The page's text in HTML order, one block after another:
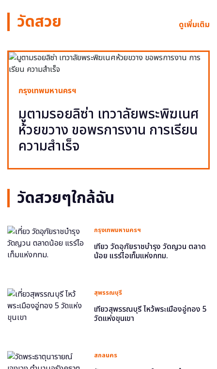
วัดสวย ดูเพิ่มเติม
กรุงเทพมหานครฯ
มูตามรอยลิซ่า เทวาลัยพระพิฆเนศ
ห้วยขวาง ขอพรการงาน การเรียน
ความสำเร็จ
วัดสวยๆใกล้ฉัน
กรุงเทพมหานครฯ
เที่ยว วัดอุภัยราชบำรุง วัดญวน ตลาด
น้อย แรร์ไอเท็มแห่งกทม.
สุพรรณบุรี
เที่ยวสุพรรณบุรี ไหว้พระเมืองอู่ทอง 5
วัดแห่งขุนเขา
สกลนคร